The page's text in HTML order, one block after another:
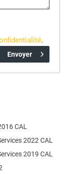
.
Envoyer
2022 CAL
2019 CAL
CAL